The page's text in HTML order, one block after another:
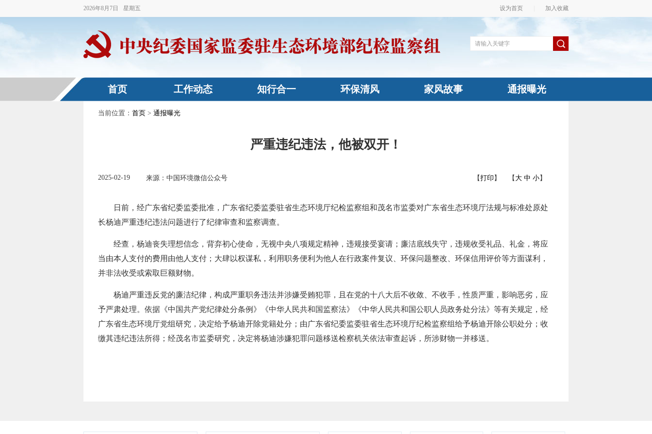
2026年8月 7 日 星期五 设为首页 加入收藏
首页 工作动态 知行合一 环保清风 家风故事 通报曝光
当前位置： 首页 > 通报曝光
严重违纪违法，他被双开！
2025-02-19 来源：中国环境微信公众号 【 大 中 小】
【打印 】
日前，经广东省纪委监委批准，广东省纪委监委驻省生态环境厅纪检监察组和茂名市监委对广东省生态环境厅法规与标准处原处
长杨迪严重违纪违法问题进行了纪律审查和监察调查。
经查，杨迪丧失理想信念，背弃初心使命，无视中央八项规定精神，违规接受宴请；廉洁底线失守，违规收受礼品、礼金，将应
当由本人支付的费用由他人支付；大肆以权谋私，利用职务便利为他人在行政案件复议、环保问题整改、环保信用评价等方面谋利，
并非法收受或索取巨额财物。
杨迪严重违反党的廉洁纪律，构成严重职务违法并涉嫌受贿犯罪，且在党的十八大后不收敛、不收手，性质严重，影响恶劣，应
予严肃处理。依据《中国共产党纪律处分条例》《中华人民共和国监察法》《中华人民共和国公职人员政务处分法》等有关规定，经
广东省生态环境厅党组研究，决定给予杨迪开除党籍处分；由广东省纪委监委驻省生态环境厅纪检监察组给予杨迪开除公职处分；收
缴其违纪违法所得；经茂名市监委研究，决定将杨迪涉嫌犯罪问题移送检察机关依法审查起诉，所涉财物一并移送。